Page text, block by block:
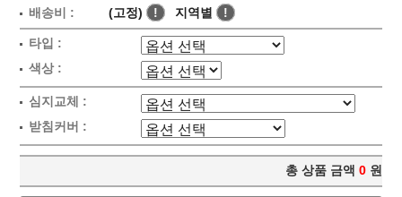
배송비 : (고정) ! 지역별 !
타입 :
색상 :
심지교체 :
받침커버 :
총 상품 금액 0 원